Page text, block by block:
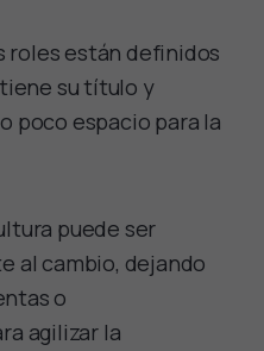
roles están definidos
su título y
poco espacio para la
puede ser
al cambio, dejando
o
agilizar la